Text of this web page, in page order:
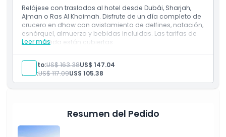
Cosas a Saber
Ubicación
Política de Cancelación
Paga las tarifas de visa y salida (85 AED por persona)
en la frontera
Relájese con traslados al hotel desde Dubái, Sharjah,
Ajman o Ras Al Khaimah. Disfrute de un día completo de
crucero en dhow con avistamiento de delfines, natación,
esnórquel, almuerzo y bebidas incluidas. Las tarifas de
visa y salida están cubiertas.
Leer más
Recogida y regreso desde hoteles en Dubái, Sharjah,
Ajman o Ras Al Khaimah
Crucero en dhow de día completo con avistamiento
Tarifas de visa y salida ya cubiertas en el paquete
Adulto:US$ 163.38US$ 147.04
Niño:US$ 117.09US$ 105.38
Resumen del Pedido